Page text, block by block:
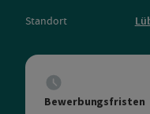
Standort
Bewerbungsfristen